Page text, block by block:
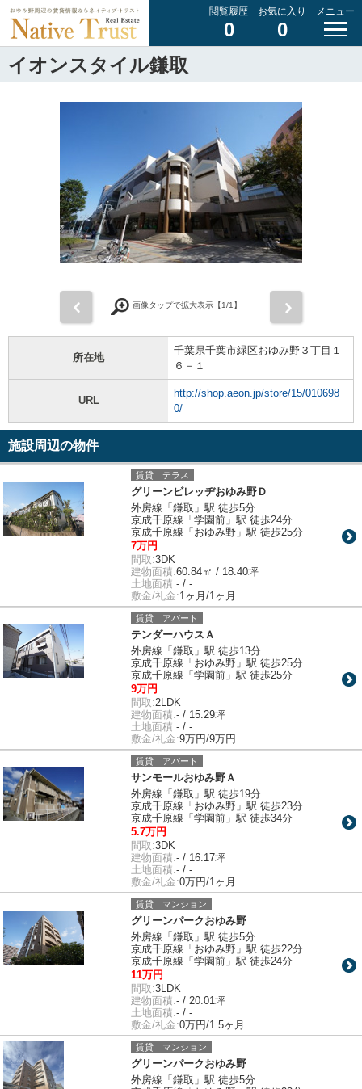
閲覧履歴
0
お気に入り
0
メニュー
イオンスタイル鎌取
画像タップで拡大表示【1/1】
所在地
千葉県千葉市緑区おゆみ野３丁目１
６－１
URL
http://shop.aeon.jp/store/15/010698
0/
施設周辺の物件
賃貸｜テラス
グリーンビレッヂおゆみ野Ｄ
外房線「鎌取」駅 徒歩5分
京成千原線「学園前」駅 徒歩24分
京成千原線「おゆみ野」駅 徒歩25分
7万円
間取:3DK
建物面積:60.84㎡ / 18.40坪
土地面積:- / -
敷金/礼金:1ヶ月/1ヶ月
賃貸｜アパート
テンダーハウスＡ
外房線「鎌取」駅 徒歩13分
京成千原線「おゆみ野」駅 徒歩25分
京成千原線「学園前」駅 徒歩25分
9万円
間取:2LDK
建物面積:- / 15.29坪
土地面積:- / -
敷金/礼金:9万円/9万円
賃貸｜アパート
サンモールおゆみ野Ａ
外房線「鎌取」駅 徒歩19分
京成千原線「おゆみ野」駅 徒歩23分
京成千原線「学園前」駅 徒歩34分
5.7万円
間取:3DK
建物面積:- / 16.17坪
土地面積:- / -
敷金/礼金:0万円/1ヶ月
賃貸｜マンション
グリーンパークおゆみ野
外房線「鎌取」駅 徒歩5分
京成千原線「おゆみ野」駅 徒歩22分
京成千原線「学園前」駅 徒歩24分
11万円
間取:3LDK
建物面積:- / 20.01坪
土地面積:- / -
敷金/礼金:0万円/1.5ヶ月
賃貸｜マンション
グリーンパークおゆみ野
外房線「鎌取」駅 徒歩5分